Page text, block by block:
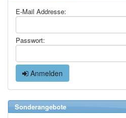
E-Mail Addresse:
Passwort:
Anmelden
Sonderangebote